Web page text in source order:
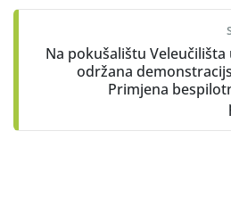
Na pokušalištu Veleučilišta
održana
Primjena